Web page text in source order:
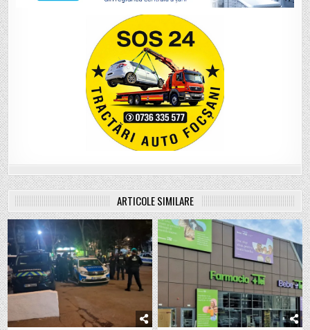
ARTICOLE SIMILARE